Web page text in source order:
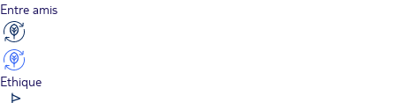
Entre amis
Ethique